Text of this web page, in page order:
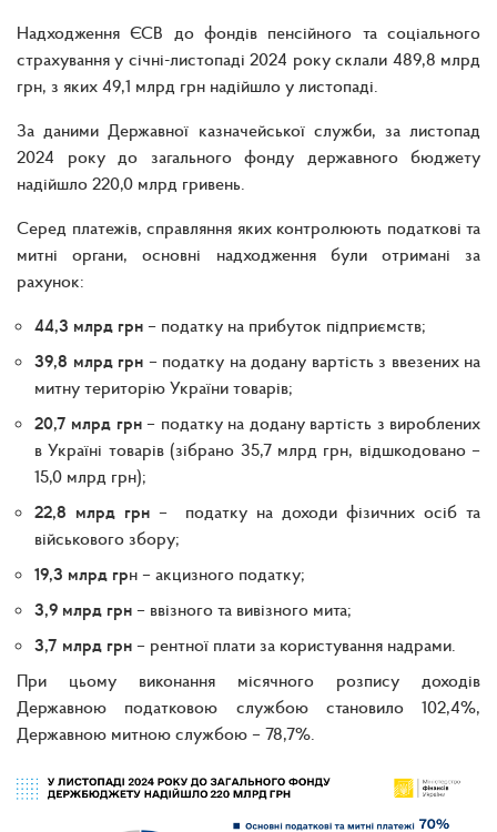
Надходження ЄСВ до фондів пенсійного та соціального
страхування у січні-листопаді 2024 року склали 489,8 млрд
грн, з яких 49,1 млрд грн надійшло у листопаді.
За даними Державної казначейської служби, за листопад
2024 року до загального фонду державного бюджету
надійшло 220,0 млрд гривень.
Серед платежів, справляння яких контролюють податкові та
митні органи, основні надходження були отримані за
рахунок:
44,3 млрд грн – податку на прибуток підприємств;
39,8 млрд грн – податку на додану вартість з ввезених на
митну територію України товарів;
20,7 млрд грн– податку на додану вартість з вироблених
в Україні товарів (зібрано 35,7 млрд грн, відшкодовано –
15,0 млрд грн);
22,8 млрд грн – податку на доходи фізичних осіб та
військового збору;
19,3 млрд грн – акцизного податку;
3,9 млрд грн – ввізного та вивізного мита;
3,7 млрд грн – рентної плати за користування надрами.
При цьому виконання місячного розпису доходів
Державною податковою службою становило 102,4%,
Державною митною службою – 78,7%.